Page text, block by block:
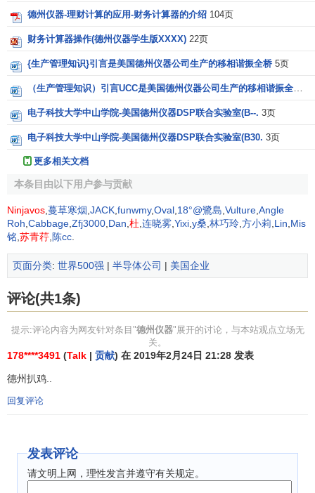
连续 15 年被美国女性高管协会评为“支持女性高管的优
秀企业”。
第一家获得美国绿色建筑委员会认证的半导体公司。
2019 年，公司在慈善捐助方面的支出超过 3,100 万美
元，其中包括 TI 基金会捐款、配捐和实物 捐赠。
德州仪器理想和价值观
我们的理想
数十年来，通过半导体 技术 让 电子产品 更经济实用， 创
造一个更美好的世界。我们在开展业务时始终将三大目标谨
记于心：
·我们要发挥主人翁意识，长久运营公司。
·我们要适应不断变化的世界并取得成功。
·我们要把 TI 建设成为一家让我们自己引以为荣、希望比
让所有的员工、客户、社区， 以及其他
值得信任
我们以诚实守信为本。
德州仪器-理财计算的应用-财务计算器的介绍 104页
财务计算器操作(德州仪器学生版XXXX) 22页
{生产管理知识}引言是美国德州仪器公司生产的移相谐振全桥 5页
（生产管理知识）引言UCC是美国德州仪器公司生产的移相谐振全桥
电子科技大学中山学院-美国德州仪器DSP联合实验室(B--. 3页
电子科技大学中山学院-美国德州仪器DSP联合实验室(B30. 3页
更多相关文档
本条目由以下用户参与贡献
Ninjavos 蔓草寒烟 JACK funwmy,Oval 18°@鷺島 Vulture Angle
Roh Cabbage Zfj3000 Dan 杜 连晓雾 Yixi y桑 林巧玲 方小莉 Lin Mis
铭 苏青荇 陈cc
页面分类: 世界500强 | 半导体公司 | 美国企业
评论(共1条)
提示:评论内容为网友针对条目"德州仪器"展开的讨论，与本站观点立场无
关。
178****3491 (Talk | 贡献) 在 2019年2月24日 21:28 发表
德州扒鸡..
回复评论
发表评论
请文明上网，理性发言并遵守有关规定。